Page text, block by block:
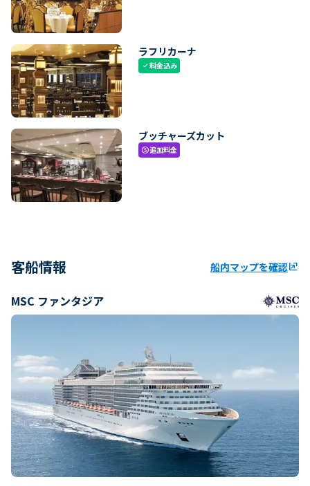
ラフリカーナ
check料金込み
ブッチャーズカット
paid追加料金
客船情報 船内マップを確認ungroup
MSC ファンタジア